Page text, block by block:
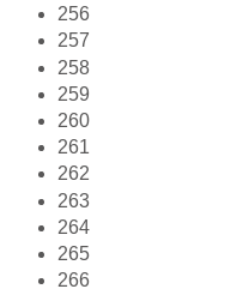
256
257
258
259
260
261
262
263
264
265
266